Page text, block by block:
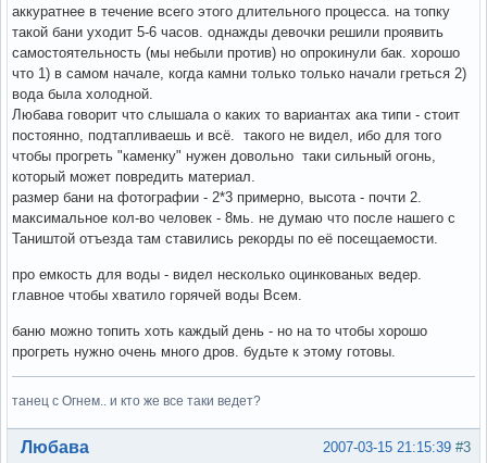
аккуратнее в течение всего этого длительного процесса. на топку
такой бани уходит 5-6 часов. однажды девочки решили проявить
самостоятельность (мы небыли против) но опрокинули бак. хорошо
что 1) в самом начале, когда камни только только начали греться 2)
вода была холодной.
Любава говорит что слышала о каких то вариантах ака типи - стоит
постоянно, подтапливаешь и всё. такого не видел, ибо для того
чтобы прогреть "каменку" нужен довольно таки сильный огонь,
который может повредить материал.
размер бани на фотографии - 2*3 примерно, высота - почти 2.
максимальное кол-во человек - 8мь. не думаю что после нашего с
Таништой отъезда там ставились рекорды по её посещаемости.
про емкость для воды - видел несколько оцинкованых ведер.
главное чтобы хватило горячей воды Всем.
баню можно топить хоть каждый день - но на то чтобы хорошо
прогреть нужно очень много дров. будьте к этому готовы.
танец с Огнем.. и кто же все таки ведет?
Вне форума #3
2007-03-15 21:15:39
Любава